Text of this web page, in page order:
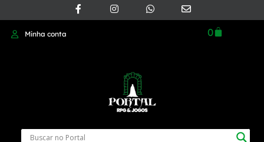
Minha conta 0